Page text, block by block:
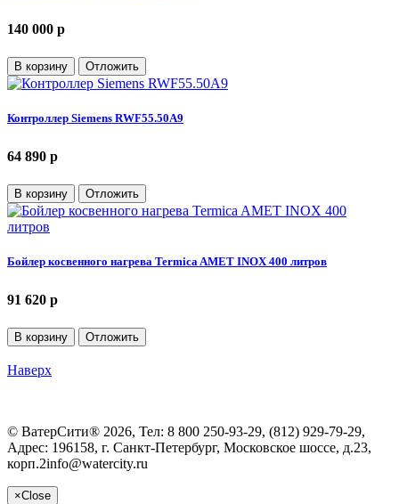
140 000 p
В корзину Отложить
Контроллер Siemens RWF55.50A9
64 890 p
В корзину Отложить
Бойлер косвенного нагрева Termica AMET INOX 400 литров
91 620 p
В корзину Отложить
Наверх
© ВатерСити® 2026, Тел: 8 800 250-93-29, (812) 929-79-29,
Адрес: 196158, г. Санкт-Петербург, Московское шоссе, д.23,
корп.2info@watercity.ru
×Close